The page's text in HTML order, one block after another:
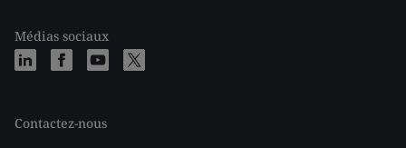
Médias sociaux
Contactez-nous